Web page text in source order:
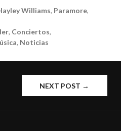
Williams, Paramore,
, Conciertos,
, Noticias
NEXT POST →